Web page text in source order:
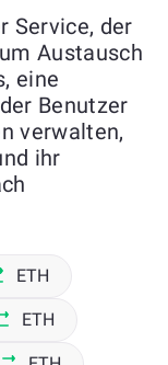
Service, der
Austausch
eine
Benutzer
verwalten,
ihr
ETH
ETH